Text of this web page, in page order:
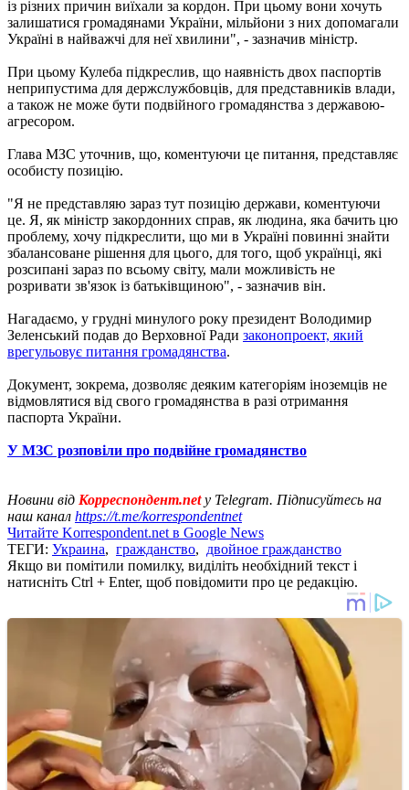
із різних причин виїхали за кордон. При цьому вони хочуть
залишатися громадянами України, мільйони з них допомагали
Україні в найважчі для неї хвилини", - зазначив міністр.
При цьому Кулеба підкреслив, що наявність двох паспортів
неприпустима для держслужбовців, для представників влади,
а також не може бути подвійного громадянства з державою-
агресором.
Глава МЗС уточнив, що, коментуючи це питання, представляє
особисту позицію.
"Я не представляю зараз тут позицію держави, коментуючи
це. Я, як міністр закордонних справ, як людина, яка бачить цю
проблему, хочу підкреслити, що ми в Україні повинні знайти
збалансоване рішення для цього, для того, щоб українці, які
розсипані зараз по всьому світу, мали можливість не
розривати зв'язок із батьківщиною", - зазначив він.
Нагадаємо, у грудні минулого року президент Володимир
Зеленський подав до Верховної Ради законопроект, який
врегульовує питання громадянства.
Документ, зокрема, дозволяє деяким категоріям іноземців не
відмовлятися від свого громадянства в разі отримання
паспорта України.
У МЗС розповіли про подвійне громадянство
Новини від Корреспондент.netу Telegram. Підписуйтесь на
наш канал https://t.me/korrespondentnet
Читайте Korrespondent.net в Google News
ТЕГИ: Украина, гражданство, двойное гражданство
Якщо ви помітили помилку, виділіть необхідний текст і
натисніть Ctrl + Enter, щоб повідомити про це редакцію.